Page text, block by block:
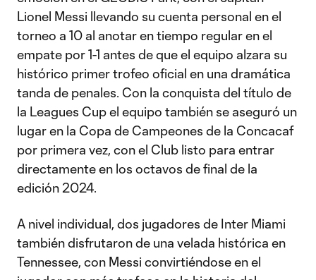
Lionel Messi llevando su cuenta personal en el
torneo a 10 al anotar en tiempo regular en el
empate por 1-1 antes de que el equipo alzara su
histórico primer trofeo oficial en una dramática
tanda de penales. Con la conquista del título de
la Leagues Cup el equipo también se aseguró un
lugar en la Copa de Campeones de la Concacaf
por primera vez, con el Club listo para entrar
directamente en los octavos de final de la
edición 2024.
A nivel individual, dos jugadores de Inter Miami
también disfrutaron de una velada histórica en
Tennessee, con Messi convirtiéndose en el